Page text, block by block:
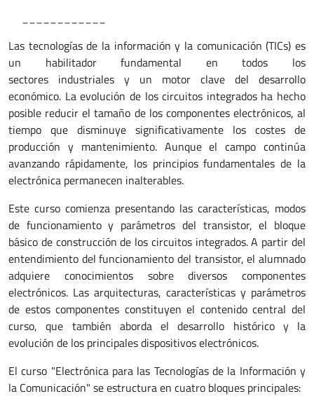
Las tecnologías de la información y la comunicación (TICs) es
un habilitador fundamental en todos los
sectores industriales y un motor clave del desarrollo
económico. La evolución de los circuitos integrados ha hecho
posible reducir el tamaño de los componentes electrónicos, al
tiempo que disminuye significativamente los costes de
producción y mantenimiento. Aunque el campo continúa
avanzando rápidamente, los principios fundamentales de la
electrónica permanecen inalterables.
Este curso comienza presentando las características, modos
de funcionamiento y parámetros del transistor, el bloque
básico de construcción de los circuitos integrados. A partir del
entendimiento del funcionamiento del transistor, el alumnado
adquiere conocimientos sobre diversos componentes
electrónicos. Las arquitecturas, características y parámetros
de estos componentes constituyen el contenido central del
curso, que también aborda el desarrollo histórico y la
evolución de los principales dispositivos electrónicos.
El curso "Electrónica para las Tecnologías de la Información y
la Comunicación" se estructura en cuatro bloques principales: